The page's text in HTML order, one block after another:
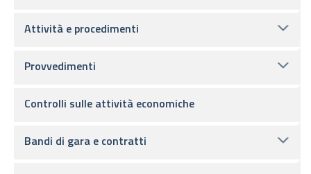
Attività e procedimenti
Provvedimenti
Controlli sulle attività economiche
Bandi di gara e contratti